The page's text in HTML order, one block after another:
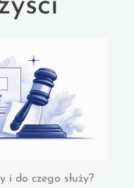
i do czego służy?